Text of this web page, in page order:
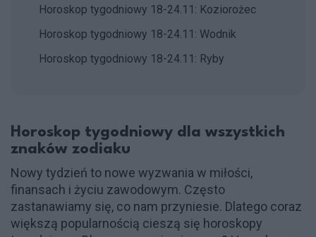
Horoskop tygodniowy 18-24.11: Koziorożec
Horoskop tygodniowy 18-24.11: Wodnik
Horoskop tygodniowy 18-24.11: Ryby
Horoskop tygodniowy dla wszystkich
znaków zodiaku
Nowy tydzień to nowe wyzwania w miłości,
finansach i życiu zawodowym. Często
zastanawiamy się, co nam przyniesie. Dlatego coraz
większą popularnością cieszą się horoskopy